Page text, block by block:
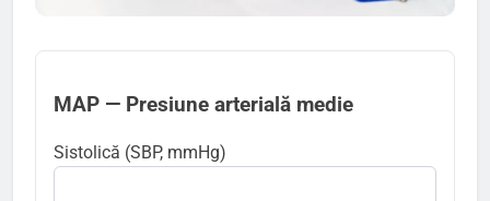
MAP — Presiune arterială medie
Sistolică (SBP, mmHg)